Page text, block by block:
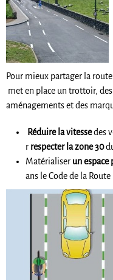
Pour mieux partager la
met en place un trottoir, des
aménagements et des
Réduire la vitessedes
r respecter la zone 30
Matérialiser un espace
ans le Code de la Route